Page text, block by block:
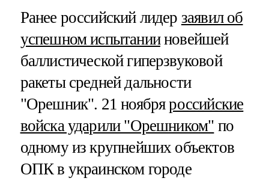
Ранее российский лидер заявил об
успешном испытанииновейшей
баллистической гиперзвуковой
ракеты средней дальности
"Орешник". 21 ноябряроссийские
войска ударили "Орешником" по
одному из крупнейших объектов
ОПК в украинском городе